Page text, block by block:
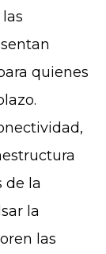
quienes
de la
la
las